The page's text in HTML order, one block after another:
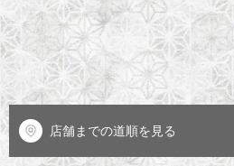
店舗までの道順を見る